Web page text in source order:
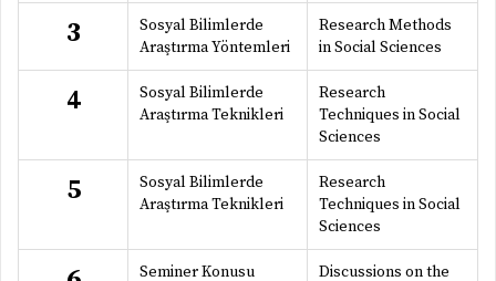
3
Sosyal Bilimlerde
Araştırma Yöntemleri
Research Methods
in Social Sciences
4
Sosyal Bilimlerde
Araştırma Teknikleri
Research
Techniques in Social
Sciences
5
Sosyal Bilimlerde
Araştırma Teknikleri
Research
Techniques in Social
Sciences
Seminer Konusu
Discussions on the